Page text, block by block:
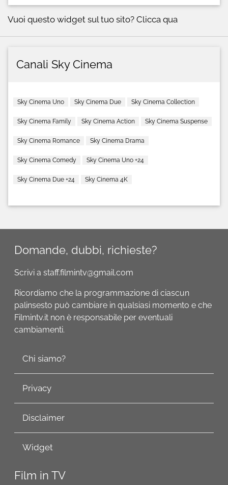
Vuoi questo widget sul tuo sito? Clicca qua
Canali Sky Cinema
Sky Cinema Uno Sky Cinema Due Sky Cinema Collection
Sky Cinema Family Sky Cinema Action Sky Cinema Suspense
Sky Cinema Romance Sky Cinema Drama
Sky Cinema Comedy Sky Cinema Uno +24
Sky Cinema Due +24 Sky Cinema 4K
Domande, dubbi, richieste?
Scrivi a staff.filmintv@gmail.com
Ricordiamo che la programmazione di ciascun
palinsesto può cambiare in qualsiasi momento e che
Filmintv.it non è responsabile per eventuali
cambiamenti.
Chi siamo?
Privacy
Disclaimer
Widget
Film in TV